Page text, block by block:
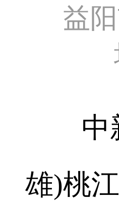
益
中新
雄)桃